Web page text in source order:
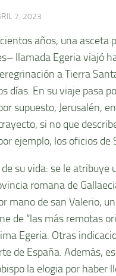
7, 2023
años, una asceta
llamada Egeria viajó
a Tierra
días. En su viaje pasa
supuesto, Jerusalén,
si no que
ejemplo, los oficios de
de su vida: se le
romana de
mano de san Valerio,
de “las más remotas
Egeria. Otras
de España. Además,
la elogia por haber